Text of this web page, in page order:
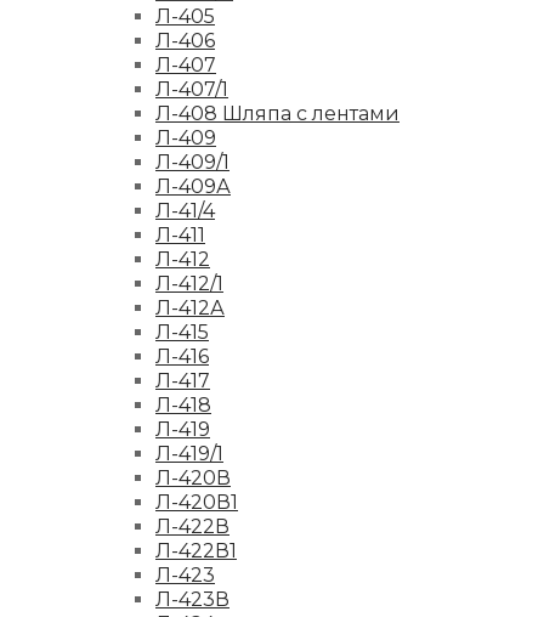
Л-405
Л-406
Л-407
Л-407/1
Л-408 Шляпа с лентами
Л-409
Л-409/1
Л-409А
Л-41/4
Л-411
Л-412
Л-412/1
Л-412А
Л-415
Л-416
Л-417
Л-418
Л-419
Л-419/1
Л-420В
Л-420В1
Л-422В
Л-422В1
Л-423
Л-423В